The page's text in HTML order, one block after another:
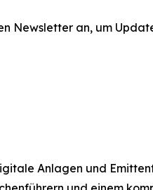
Newsletter an, um
Anlagen und